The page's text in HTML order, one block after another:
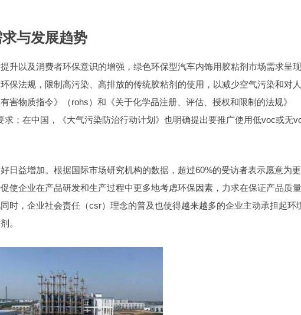
与发展趋势
升以及消费者环保意识的增强，绿色环保型汽车内饰用胶粘剂市场需求呈
保法规，限制高污染、高排放的传统胶粘剂的使用，以减少空气污染和对
害物质指令》（rohs）和《关于化学品注册、评估、授权和限制的法规》
求；在中国，《大气污染防治行动计划》也明确提出要推广使用低voc或无
日益增加。根据国际市场研究机构的数据，超过60%的受访者表示愿意为
使企业在产品研发和生产过程中更多地考虑环保因素，力求在保证产品质
时，企业社会责任（csr）理念的普及也使得越来越多的企业主动承担起环
。